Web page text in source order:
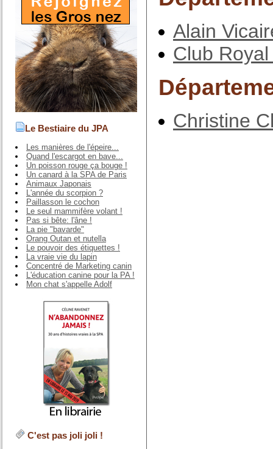
Le Bestiaire du JPA
Les manières de l'épeire...
Quand l'escargot en bave...
Un poisson rouge ça bouge !
Un canard à la SPA de Paris
Animaux Japonais
L'année du scorpion ?
Paillasson le cochon
Le seul mammifère volant !
Pas si bête: l'âne !
La pie "bavarde"
Orang Outan et nutella
Le pouvoir des étiquettes !
La vraie vie du lapin
Concentré de Marketing canin
L'éducation canine pour la PA !
Mon chat s'appelle Adolf
C'est pas joli joli !
Alain
Club
Christine